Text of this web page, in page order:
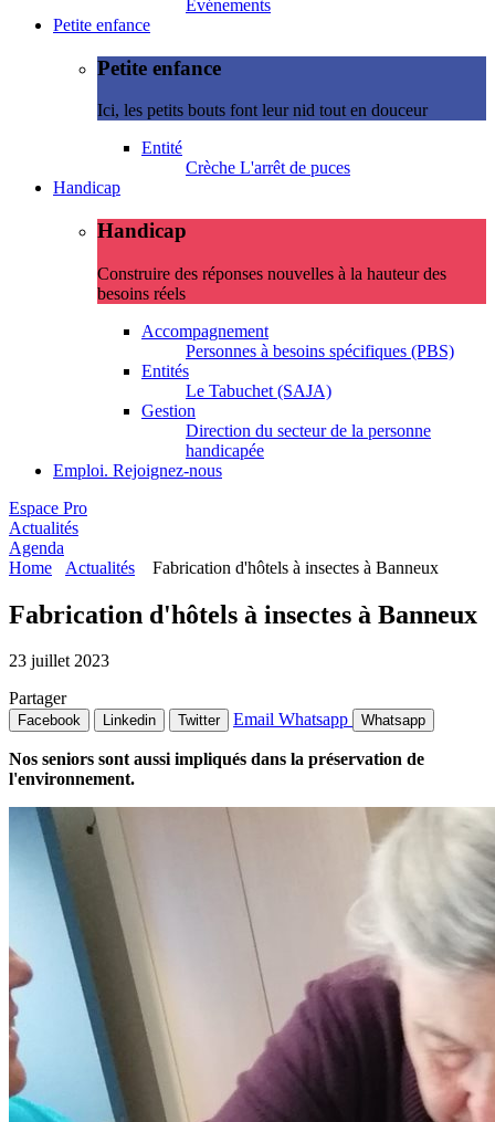
Evénements
Petite enfance
Petite enfance
Ici, les petits bouts font leur nid tout en douceur
Entité
Crèche L'arrêt de puces
Handicap
Handicap
Construire des réponses nouvelles à la hauteur des
besoins réels
Accompagnement
Personnes à besoins spécifiques (PBS)
Entités
Le Tabuchet (SAJA)
Gestion
Direction du secteur de la personne
handicapée
Emploi. Rejoignez-nous
Espace Pro
Actualités
Agenda
Home
Actualités Fabrication d'hôtels à insectes à Banneux
Fabrication d'hôtels à insectes à Banneux
23 juillet 2023
Partager
Facebook Linkedin Twitter Email Whatsapp Whatsapp
Nos seniors sont aussi impliqués dans la préservation de
l'environnement.